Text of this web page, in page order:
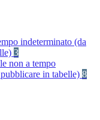
indeterminato (da
3
non a tempo
in tabelle) 8